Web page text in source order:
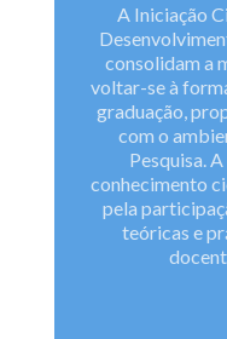
A Iniciação
consolidam a
voltar-se à
graduação,
com o
Pesquisa.
conhecimento
pela
teóricas e